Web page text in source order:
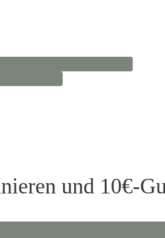
und 10€-